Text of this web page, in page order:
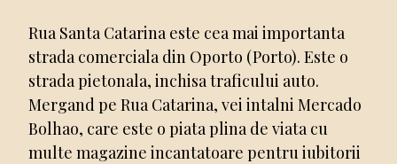
Rua Santa Catarina este cea mai importanta
strada comerciala din Oporto (Porto). Este o
strada pietonala, inchisa traficului auto.
Mergand pe Rua Catarina, vei intalni Mercado
Bolhao, care este o piata plina de viata cu
multe magazine incantatoare pentru iubitorii